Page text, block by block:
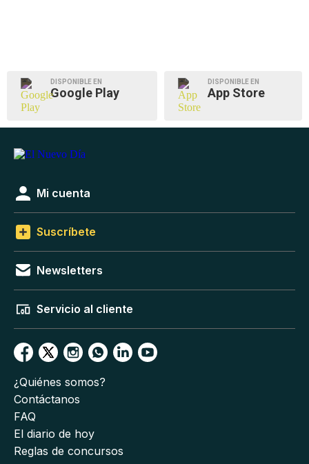
DISPONIBLE EN
Google Play
DISPONIBLE EN
App Store
Mi cuenta
Suscríbete
Newsletters
Servicio al cliente
¿Quiénes somos?
Contáctanos
FAQ
El diario de hoy
Reglas de concursos